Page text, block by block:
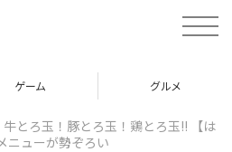
t
o
a
v
ゲーム グルメ
牛とろ玉！豚とろ玉！鶏とろ玉!! 【は
ニューが勢ぞろい